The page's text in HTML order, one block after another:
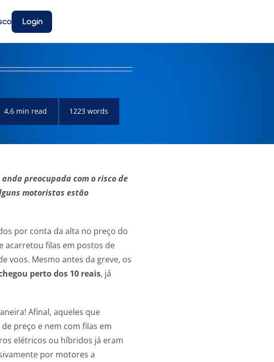
Login
4,6 min read 1223 words
preocupada com o risco de
motoristas estão
por conta da alta no preço do
acarretou filas em postos de
voos. Mesmo antes da greve, os
perto dos 10 reais, já
Afinal, aqueles que
preço e nem com filas em
elétricos ou híbridos já eram
por motores a